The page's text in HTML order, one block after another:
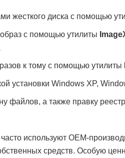
жесткого диска с помощью
с помощью утилиты
к тому с помощью утилиты
установки Windows XP,
файлов, а также правку
используют ОЕМ-
средств. Особую